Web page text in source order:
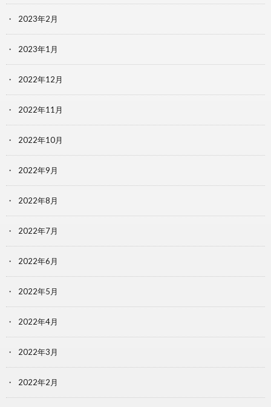
2023年2月
2023年1月
2022年12月
2022年11月
2022年10月
2022年9月
2022年8月
2022年7月
2022年6月
2022年5月
2022年4月
2022年3月
2022年2月